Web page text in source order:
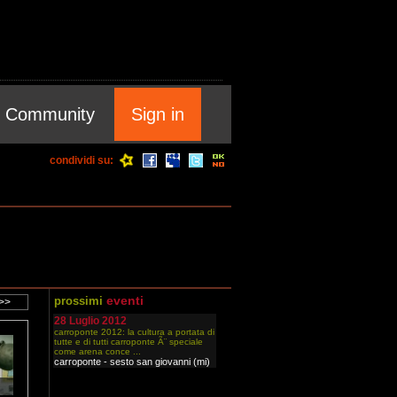
Community Sign in
condividi su:
prossimi eventi
28 Luglio 2012
carroponte 2012: la cultura a portata di
tutte e di tutti carroponte Ã¨ speciale
come arena conce ...
carroponte - sesto san giovanni (mi)